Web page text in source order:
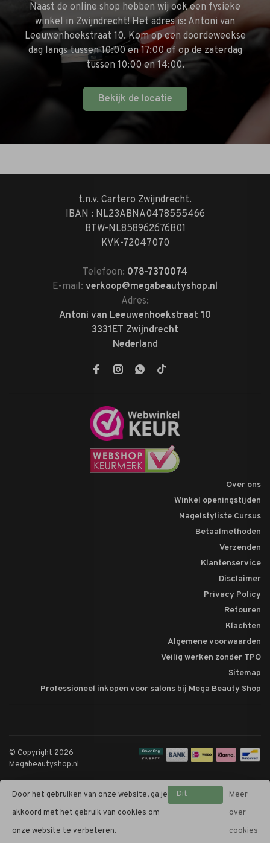
Naast de online shop hebben wij ook een fysieke
winkel in Zwijndrecht! Het adres is: Antoni van
Leeuwenhoekstraat 10. Kom op een doordeweekse
dag langs tussen 10:00 en 17:00 of op de zaterdag
tussen 10:00 en 14:00.
Bekijk de locatie
t.n.v. Cartero Zwijndrecht.
IBAN : NL23ABNA0478555466
BTW-NL858962676B01
KVK-72047070
Telefoon: 078-7370074
E-mail: verkoop@megabeautyshop.nl
Adres:
Antoni van Leeuwenhoekstraat 10
3331ET Zwijndrecht
Nederland
Over ons
Winkel openingstijden
Nagelstyliste Cursus
Betaalmethoden
Verzenden
Klantenservice
Disclaimer
Privacy Policy
Retouren
Klachten
Algemene voorwaarden
Veilig werken zonder TPO
Sitemap
Professioneel inkopen voor salons bij Mega Beauty Shop
© Copyright 2026
Megabeautyshop.nl
Door het gebruiken van onze website, ga je
akkoord met het gebruik van cookies om
onze website te verbeteren.
Dit
Meer
over
cookies